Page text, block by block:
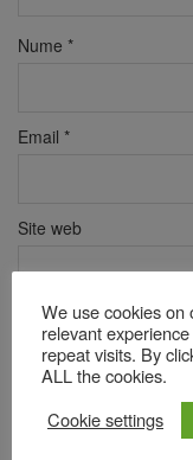
Nume *
Email *
Site web
Verificare anti-
Click
We use cookies on
relevant
repeat visits. By
ALL the cookies.
Cookie settings